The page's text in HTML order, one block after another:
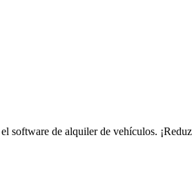
software de alquiler de vehículos.